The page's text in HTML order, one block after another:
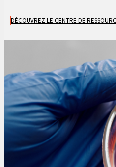
DÉCOUVREZ LE CENTRE DE